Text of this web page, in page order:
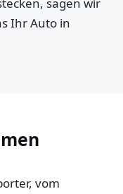
Ihr Auto in
vom